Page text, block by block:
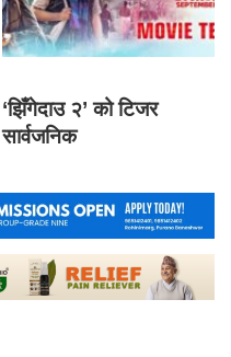
‘झिँगेदाउ २’ को टिजर
सार्वजनिक